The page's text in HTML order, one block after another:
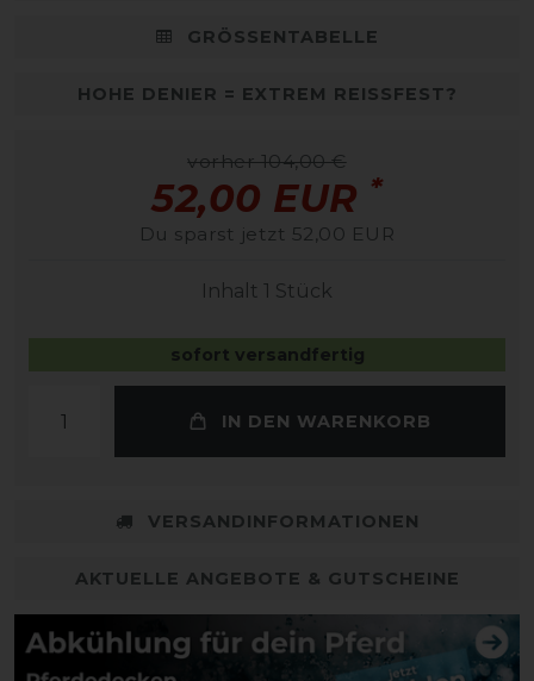
GRÖSSENTABELLE
HOHE DENIER = EXTREM REISSFEST?
vorher 104,00 €
52,00 EUR *
Du sparst jetzt 52,00 EUR
Inhalt 1 Stück
sofort versandfertig
IN DEN WARENKORB
VERSANDINFORMATIONEN
AKTUELLE ANGEBOTE & GUTSCHEINE